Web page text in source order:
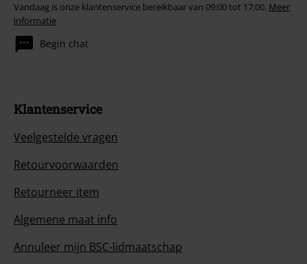
Vandaag is onze klantenservice bereikbaar van 09:00 tot 17:00. Meer
informatie
Begin chat
Klantenservice
Veelgestelde vragen
Retourvoorwaarden
Retourneer item
Algemene maat info
Annuleer mijn BSC-lidmaatschap